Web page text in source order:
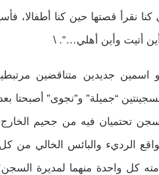
نقرأ قصتها حين كنا أطفالا،
أتيت وأين أهلي…”. \
اسمين جديدين متناقضين
“جميلة” و”نجوى” أصبحتا
تحتميان فيه من جحيم الخارج
الرديء والبائس الخالي من
كل واحدة منهما لمديرة